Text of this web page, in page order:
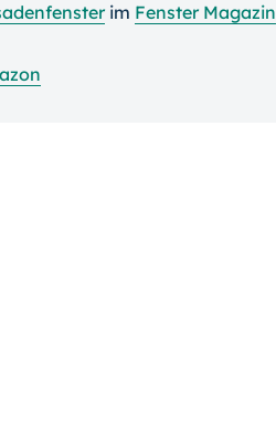
im Fenster Magazin